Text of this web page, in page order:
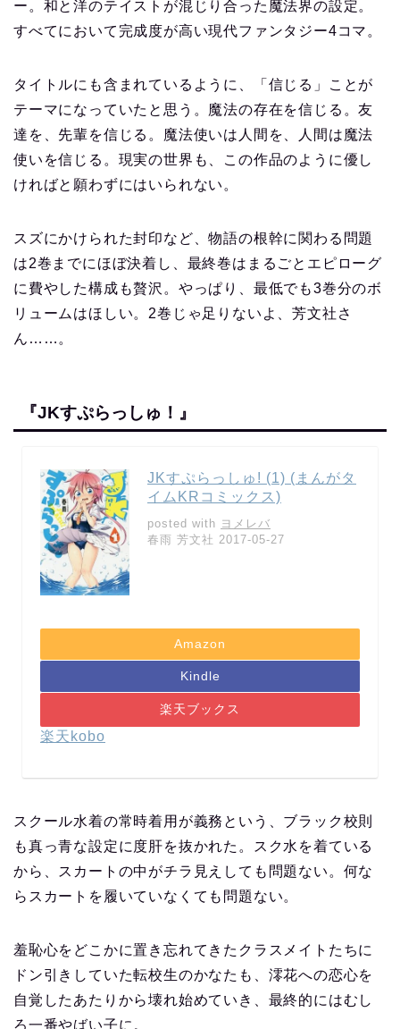
ー。和と洋のテイストが混じり合った魔法界の設定。
すべてにおいて完成度が高い現代ファンタジー4コマ。
タイトルにも含まれているように、「信じる」ことが
テーマになっていたと思う。魔法の存在を信じる。友
達を、先輩を信じる。魔法使いは人間を、人間は魔法
使いを信じる。現実の世界も、この作品のように優し
ければと願わずにはいられない。
スズにかけられた封印など、物語の根幹に関わる問題
は2巻までにほぼ決着し、最終巻はまるごとエピローグ
に費やした構成も贅沢。やっぱり、最低でも3巻分のボ
リュームはほしい。2巻じゃ足りないよ、芳文社さ
ん……。
『JKすぷらっしゅ！』
JKすぷらっしゅ! (1) (まんがタ
イムKRコミックス)
posted with ヨメレバ
春雨 芳文社 2017-05-27
Amazon
Kindle
楽天ブックス
楽天kobo
スクール水着の常時着用が義務という、ブラック校則
も真っ青な設定に度肝を抜かれた。スク水を着ている
から、スカートの中がチラ見えしても問題ない。何な
らスカートを履いていなくても問題ない。
羞恥心をどこかに置き忘れてきたクラスメイトたちに
ドン引きしていた転校生のかなたも、澪花への恋心を
自覚したあたりから壊れ始めていき、最終的にはむし
ろ一番やばい子に。